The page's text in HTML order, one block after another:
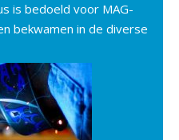
is bedoeld voor MAG-
bekwamen in de diverse